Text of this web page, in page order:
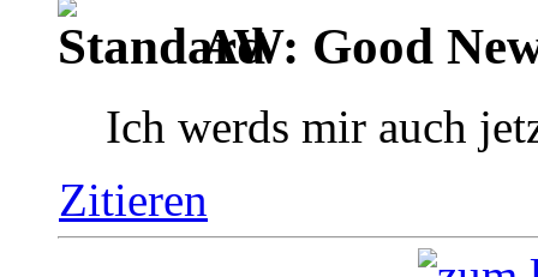
AW: Good
Ich werds mir auch
Zitieren